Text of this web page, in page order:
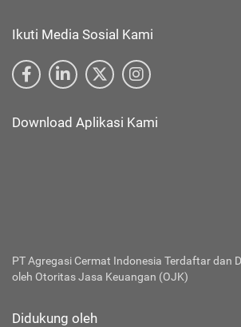
Ikuti Media Sosial Kami
Download Aplikasi Kami
PT Agregasi Cermat Indonesia Terdaftar dan
oleh Otoritas Jasa Keuangan (OJK)
Didukung oleh